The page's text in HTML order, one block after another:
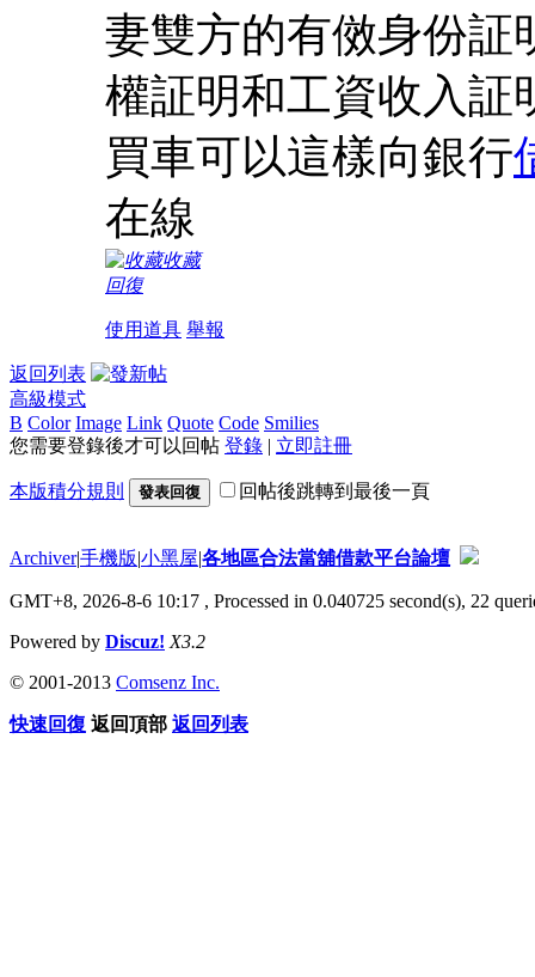
妻雙方的有傚身份証
權証明和工資收入証
買車可以這樣向銀行
在線
收藏
回復
使用道具 舉報
返回列表
高級模式
B Color Image Link Quote Code Smilies
您需要登錄後才可以回帖 登錄 | 立即註冊
本版積分規則 發表回復 回帖後跳轉到最後一頁
Archiver|手機版|小黑屋|各地區合法當舖借款平台論壇
GMT+8, 2026-8-6 10:17 , Processed in 0.040725 second(s), 22
Powered by Discuz! X3.2
© 2001-2013 Comsenz Inc.
快速回復 返回頂部 返回列表